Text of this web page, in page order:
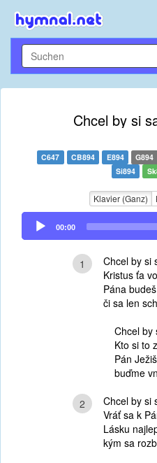
Chcel by si
C647 CB894 E894 G894
Si894
Klavier (Ganz)
Audio
Player
00:00
1
Chcel by si
Kristus ťa
Pána
či sa len
Chcel by
Kto si to
Pán
buďme
2
Chcel by si
Vráť sa k
Lásku
kým sa